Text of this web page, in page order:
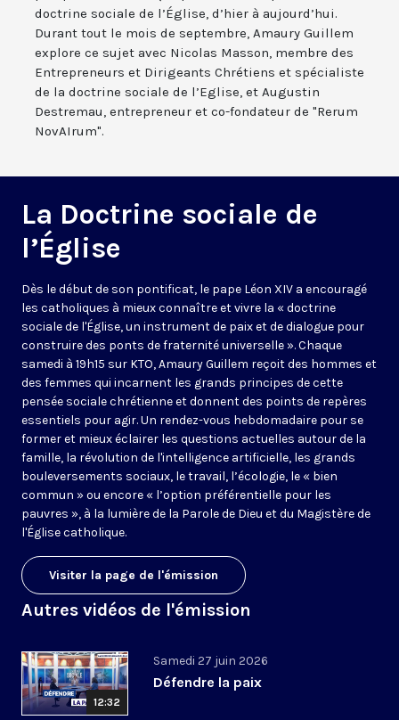
doctrine sociale de l’Église, d’hier à aujourd’hui.
Durant tout le mois de septembre, Amaury Guillem
explore ce sujet avec Nicolas Masson, membre des
Entrepreneurs et Dirigeants Chrétiens et spécialiste
de la doctrine sociale de l’Eglise, et Augustin
Destremau, entrepreneur et co-fondateur de "Rerum
NovAIrum".
La Doctrine sociale de
l’Église
Dès le début de son pontificat, le pape Léon XIV a encouragé
les catholiques à mieux connaître et vivre la « doctrine
sociale de l'Église, un instrument de paix et de dialogue pour
construire des ponts de fraternité universelle ». Chaque
samedi à 19h15 sur KTO, Amaury Guillem reçoit des hommes et
des femmes qui incarnent les grands principes de cette
pensée sociale chrétienne et donnent des points de repères
essentiels pour agir. Un rendez-vous hebdomadaire pour se
former et mieux éclairer les questions actuelles autour de la
famille, la révolution de l'intelligence artificielle, les grands
bouleversements sociaux, le travail, l’écologie, le « bien
commun » ou encore « l’option préférentielle pour les
pauvres », à la lumière de la Parole de Dieu et du Magistère de
l'Église catholique.
Visiter la page de l'émission
Autres vidéos de l'émission
12:32
Samedi 27 juin 2026
Défendre la paix